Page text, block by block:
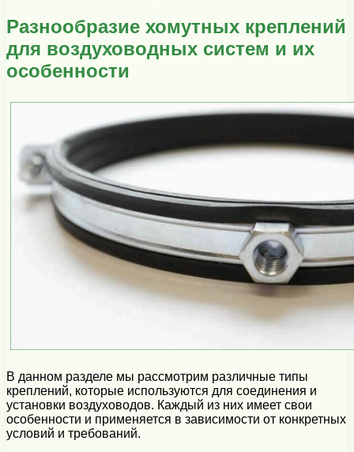
Разнообразие хомутных креплений
для воздуховодных систем и их
особенности
В данном разделе мы рассмотрим различные типы
креплений, которые используются для соединения и
установки воздуховодов. Каждый из них имеет свои
особенности и применяется в зависимости от конкретных
условий и требований.